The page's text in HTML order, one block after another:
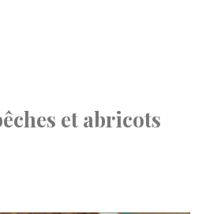
et abricots